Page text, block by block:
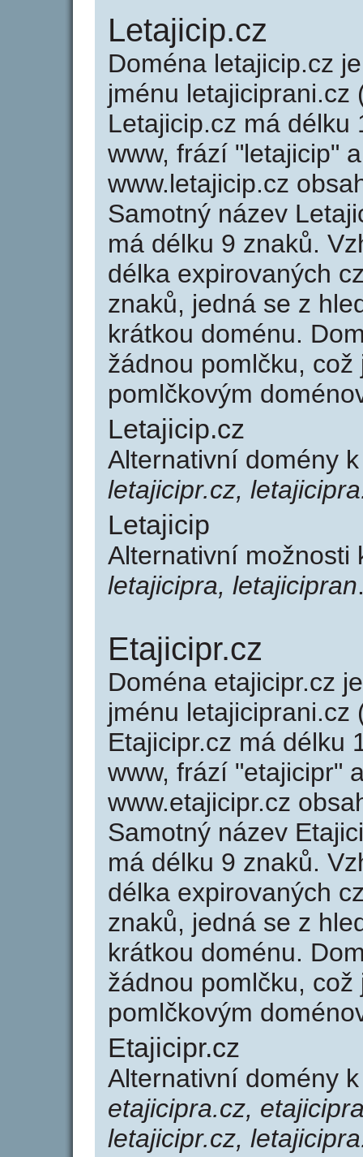
Letajicip.cz
Doména letajicip.cz
jménu letajiciprani.cz
Letajicip.cz má délku
www, frází "letajicip"
www.letajicip.cz
Samotný název
má délku 9 znaků.
délka expirovaných
znaků, jedná se z
krátkou doménu.
žádnou pomlčku,
pomlčkovým
Letajicip.cz
Alternativní domény
letajicipr.cz,
Letajicip
Alternativní
letajicipra, letajicipran
Etajicipr.cz
Doména etajicipr.cz
jménu letajiciprani.cz
Etajicipr.cz má délku
www, frází "etajicipr"
www.etajicipr.cz
Samotný název
má délku 9 znaků.
délka expirovaných
znaků, jedná se z
krátkou doménu.
žádnou pomlčku,
pomlčkovým
Etajicipr.cz
Alternativní domény
etajicipra.cz,
letajicipr.cz,